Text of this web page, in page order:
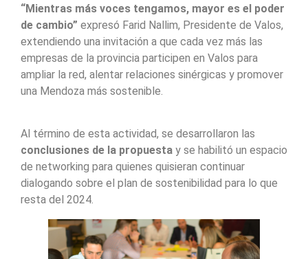
“Mientras más voces tengamos, mayor es el poder
de cambio” expresó Farid Nallim, Presidente de Valos,
extendiendo una invitación a que cada vez más las
empresas de la provincia participen en Valos para
ampliar la red, alentar relaciones sinérgicas y promover
una Mendoza más sostenible.
Al término de esta actividad, se desarrollaron las
conclusiones de la propuesta y se habilitó un espacio
de networking para quienes quisieran continuar
dialogando sobre el plan de sostenibilidad para lo que
resta del 2024.